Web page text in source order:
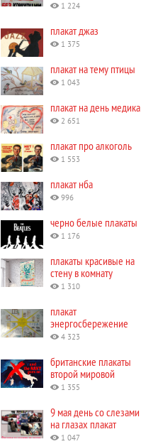
1 224
плакат джаз
1 375
плакат на тему птицы
1 043
плакат на день медика
2 651
плакат про алкоголь
1 553
плакат нба
996
черно белые плакаты
1 176
плакаты красивые на
стену в комнату
1 310
плакат
энергосбережение
4 323
британские плакаты
второй мировой
1 355
9 мая день со слезами
на глазах плакат
1 047